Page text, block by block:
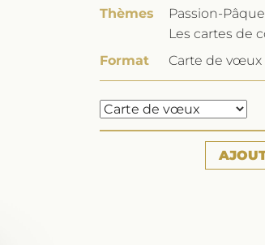
Thèmes
Passion-
Les cartes de
Format
Carte de vœux